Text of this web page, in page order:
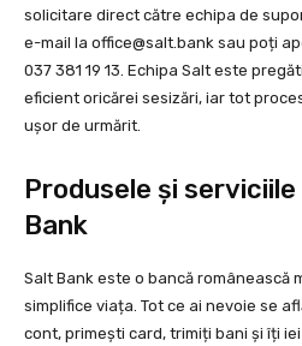
solicitare direct către echipa de
e-mail la office@salt.bank sau poți
037 381 19 13. Echipa Salt este
eficient oricărei sesizări, iar tot
ușor de urmărit.
Produsele și
Bank
Salt Bank este o bancă românească
simplifice viața. Tot ce ai nevoie se
cont, primești card, trimiți bani și îți